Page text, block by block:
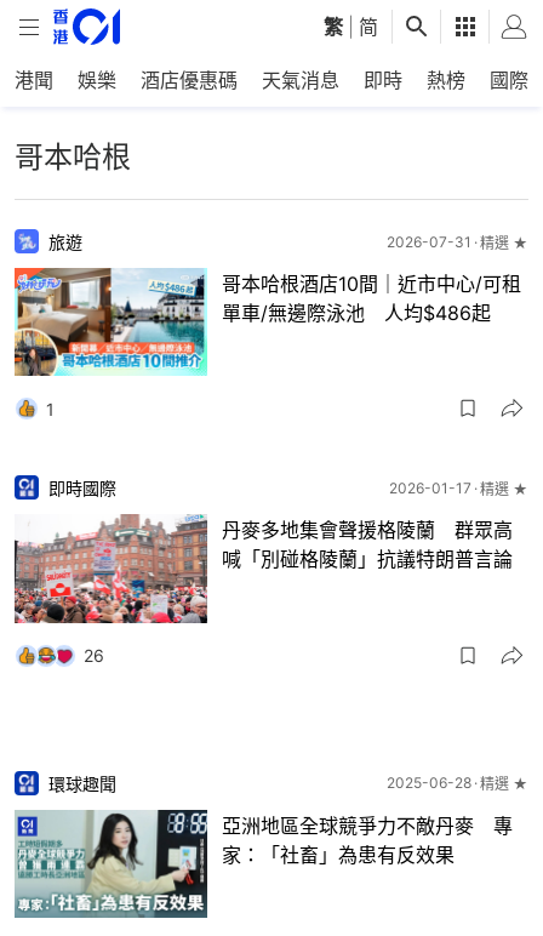
繁 简
港聞 娛樂 酒店優惠碼 天氣消息 即時 熱榜 國際
哥本哈根
旅遊 2026-07-31 精選 ★
哥本哈根酒店10間｜近市中心/可租
單車/無邊際泳池 人均$486起
1
即時國際 2026-01-17 精選 ★
丹麥多地集會聲援格陵蘭 群眾高
喊「別碰格陵蘭」抗議特朗普言論
26
環球趣聞 2025-06-28 精選 ★
亞洲地區全球競爭力不敵丹麥 專
家：「社畜」為患有反效果